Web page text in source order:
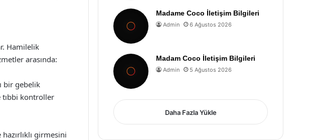
Hamilelik
arasında:
bir gebelik
tıbbi kontroller
girmesini
Madame Coco İletişim Bilgileri
Admin 6 Ağustos 2026
Madam Coco İletişim Bilgileri
Admin 5 Ağustos 2026
Daha Fazla Yükle